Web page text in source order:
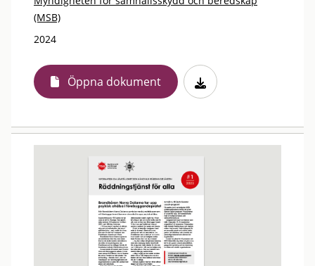
(MSB)
2024
Öppna dokument